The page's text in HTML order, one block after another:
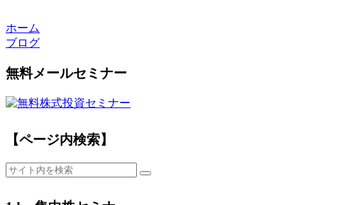
ホーム
ブログ
無料メールセミナー
【ページ内検索】